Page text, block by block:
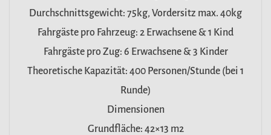
Durchschnittsgewicht: 75kg, Vordersitz max. 40kg
Fahrgäste pro Fahrzeug: 2 Erwachsene & 1 Kind
Fahrgäste pro Zug: 6 Erwachsene & 3 Kinder
Theoretische Kapazität: 400 Personen/Stunde (bei 1
Runde)
Dimensionen
Grundfläche: 42×13 m2